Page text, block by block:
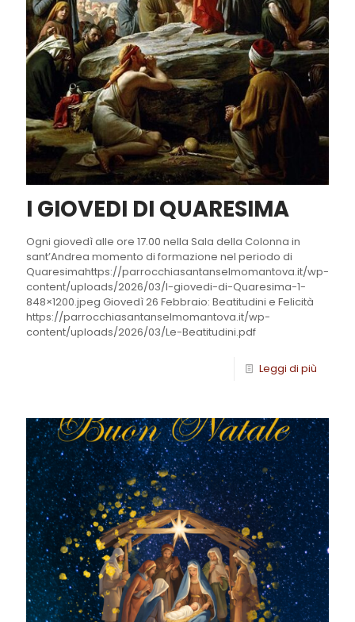
I GIOVEDI DI QUARESIMA
Ogni giovedì alle ore 17.00 nella Sala della Colonna in
sant’Andrea momento di formazione nel periodo di
Quaresimahttps://parrocchiasantanselmomantova.it/wp-
content/uploads/2026/03/I-giovedi-di-Quaresima-1-
848×1200.jpeg Giovedì 26 Febbraio: Beatitudini e Felicità
https://parrocchiasantanselmomantova.it/wp-
content/uploads/2026/03/Le-Beatitudini.pdf
Leggi di più